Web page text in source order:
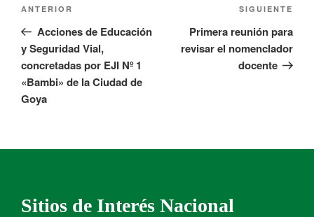
ANTERIOR
Acciones de Educación
y Seguridad Vial,
concretadas por EJI Nº 1
«Bambi» de la Ciudad de
Goya
SIGUIENTE
Primera reunión para
revisar el nomenclador
docente
Sitios de Interés Nacional